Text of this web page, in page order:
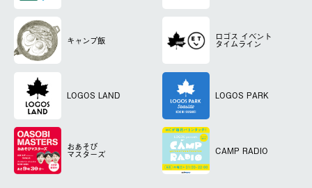
キャンプ飯 ロゴス イベント
タイムライン
LOGOS LAND LOGOS PARK
おあそび
マスターズ CAMP RADIO